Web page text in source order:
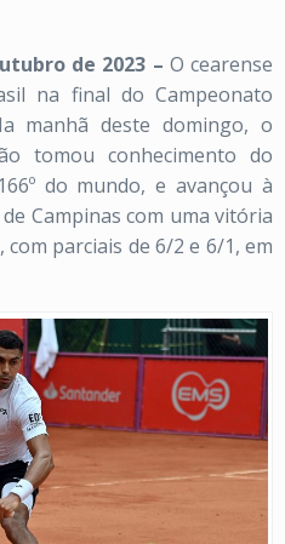
de 2023 – O cearense
na final do Campeonato
manhã deste domingo, o
tomou conhecimento do
do mundo, e avançou à
Campinas com uma vitória
parciais de 6/2 e 6/1, em